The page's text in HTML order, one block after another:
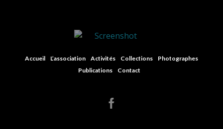
Accueil
L’association Activités Collections
Photographes
Publications
Contact